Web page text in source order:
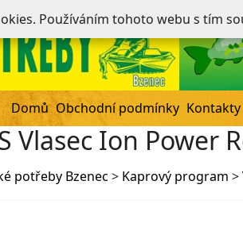
Domů Obchodní podmínky Kontakty
Vlasec Ion Power
potřeby Bzenec > Kaprový program >
Používáním tohoto webu s tím